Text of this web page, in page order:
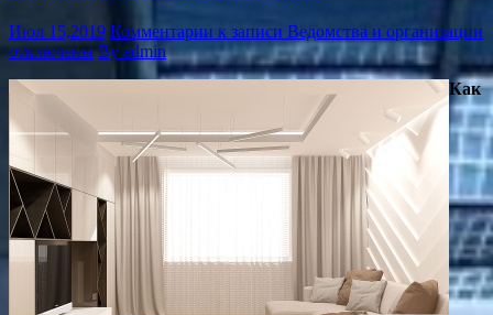
Июл 15,2019 Комментарии к записи Ведомства и организации
отключены By admin
Как